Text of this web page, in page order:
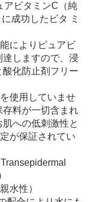
アビタミンC（純
成功したビタ ミ
によりピュアビ
達しますので、浸
化防止剤フリー
使用していませ
存料が一切含まれ
への低刺激性と
が保証されてい
水性）